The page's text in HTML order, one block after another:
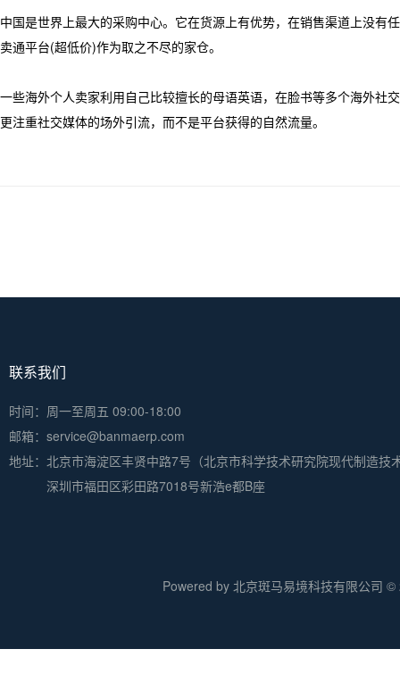
中国是世界上最大的采购中心。它在货源上有优势，在销售渠道上没
卖通平台(超低价)作为取之不尽的家仓。
一些海外个人卖家利用自己比较擅长的母语英语，在脸书等多个海外社
更注重社交媒体的场外引流，而不是平台获得的自然流量。
联系我们
时间：周一至周五 09:00-18:00
邮箱：service@banmaerp.com
地址： 北京市海淀区丰贤中路7号（北京市科学技术研究院现代制造技
深圳市福田区彩田路7018号新浩e都B座
Powered by 北京斑马易境科技有限公司